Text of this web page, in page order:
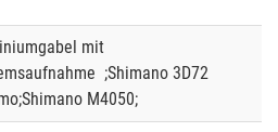
mit
;Shimano 3D72
M4050;